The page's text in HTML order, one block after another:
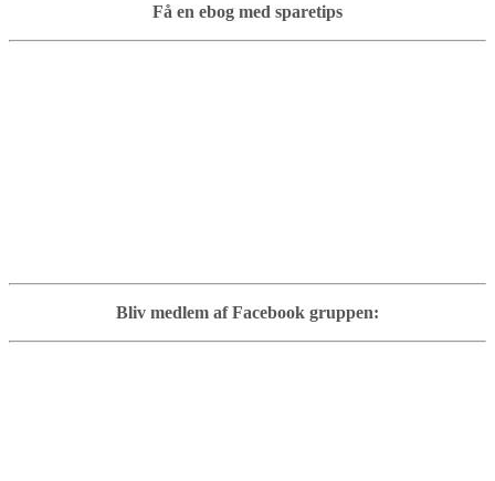
Få en ebog med sparetips
Bliv medlem af Facebook gruppen: